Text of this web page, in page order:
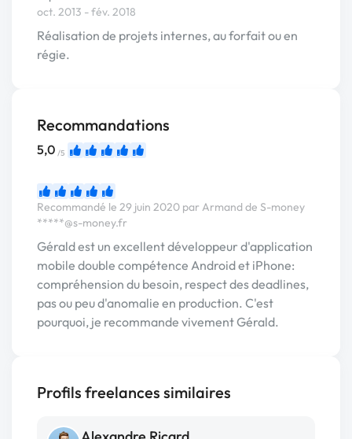
oct. 2013 - fév. 2018
Réalisation de projets internes, au forfait ou en
régie.
Recommandations
5,0 /5
Recommandé le 29 juin 2020 par Armand de S-money
*****@s-money.fr
Gérald est un excellent développeur d'application
mobile double compétence Android et iPhone:
compréhension du besoin, respect des deadlines,
pas ou peu d'anomalie en production. C'est
pourquoi, je recommande vivement Gérald.
Profils freelances similaires